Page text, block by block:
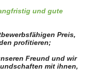
und gute
Preis,
profitieren;
Freund und wir
mit ihnen,